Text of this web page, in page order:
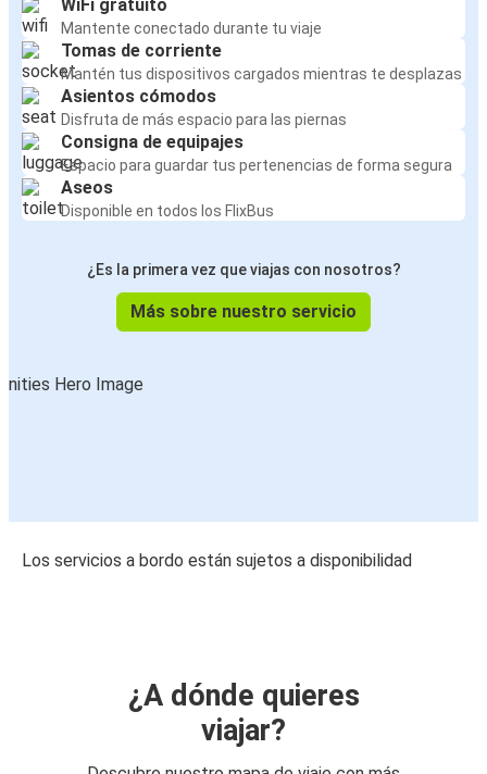
WiFi gratuito
Mantente conectado durante tu viaje
Tomas de corriente
Mantén tus dispositivos cargados mientras te desplazas
Asientos cómodos
Disfruta de más espacio para las piernas
Consigna de equipajes
Espacio para guardar tus pertenencias de forma segura
Aseos
Disponible en todos los FlixBus
¿Es la primera vez que viajas con nosotros?
Más sobre nuestro servicio
Los servicios a bordo están sujetos a disponibilidad
¿A dónde quieres
viajar?